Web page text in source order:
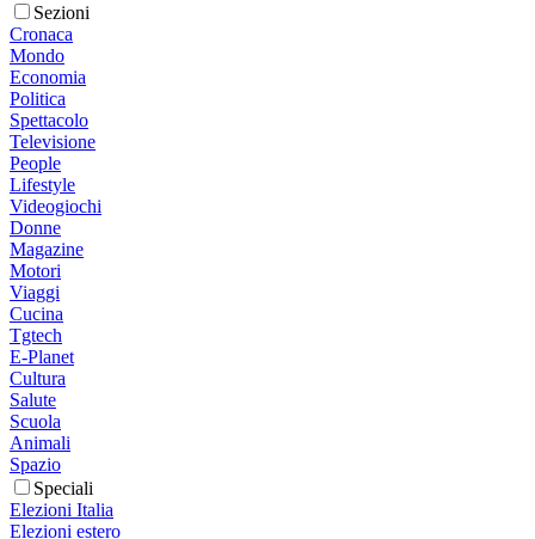
Sezioni
Cronaca
Mondo
Economia
Politica
Spettacolo
Televisione
People
Lifestyle
Videogiochi
Donne
Magazine
Motori
Viaggi
Cucina
Tgtech
E-Planet
Cultura
Salute
Scuola
Animali
Spazio
Speciali
Elezioni Italia
Elezioni estero